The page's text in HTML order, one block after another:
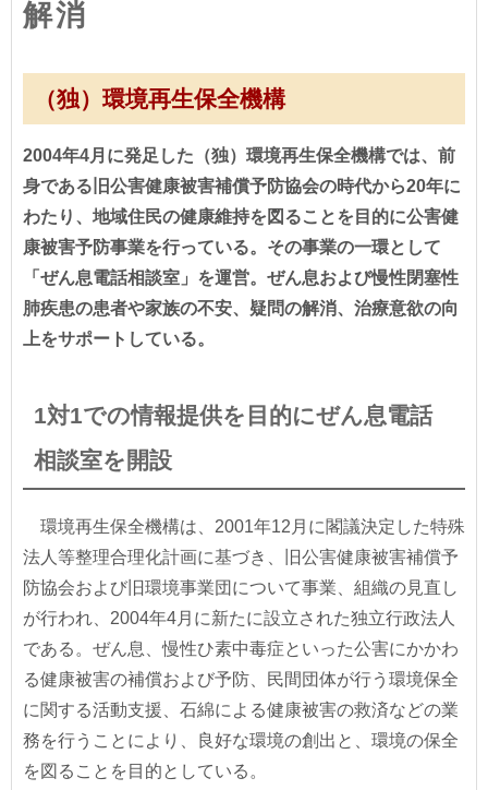
解消
（独）環境再生保全機構
2004年4月に発足した（独）環境再生保全機構では、前
身である旧公害健康被害補償予防協会の時代から20年に
わたり、地域住民の健康維持を図ることを目的に公害健
康被害予防事業を行っている。その事業の一環として
「ぜん息電話相談室」を運営。ぜん息および慢性閉塞性
肺疾患の患者や家族の不安、疑問の解消、治療意欲の向
上をサポートしている。
1対1での情報提供を目的にぜん息電話
相談室を開設
環境再生保全機構は、2001年12月に閣議決定した特殊
法人等整理合理化計画に基づき、旧公害健康被害補償予
防協会および旧環境事業団について事業、組織の見直し
が行われ、2004年4月に新たに設立された独立行政法人
である。ぜん息、慢性ひ素中毒症といった公害にかかわ
る健康被害の補償および予防、民間団体が行う環境保全
に関する活動支援、石綿による健康被害の救済などの業
務を行うことにより、良好な環境の創出と、環境の保全
を図ることを目的としている。